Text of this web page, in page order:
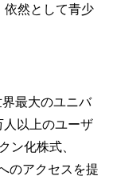
依然として青少
最大のユニバ
以上のユーザ
ン化株式、
のアクセスを提